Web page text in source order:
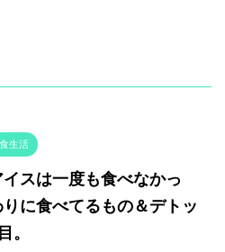
食生活
スは一度も食べなかっ
に食べてるもの＆デトッ
。